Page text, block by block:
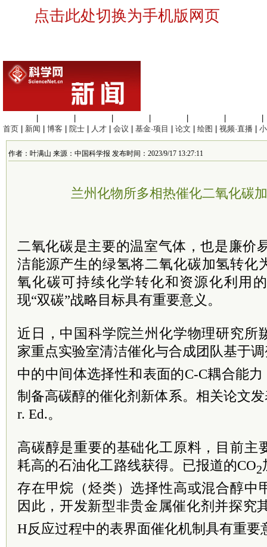
点击此处切换为手机版网页
首页
新闻 博客 院士 人才 会议 基金·项目 论文 绘图 视频·直播
作者：叶满山 来源：中国科学报 发布时间：2023/9/17 13:27:11
兰州化物所多相热催化二氧化碳
二氧化碳是主要的温室气体，也是廉价
洁能源产生的绿氢将二氧化碳加氢转化
氧化碳可持续化学转化和资源化利用
现“双碳”战略目标具有重要意义。
近日，中国科学院兰州化学物理研究所
家重点实验室清洁催化与合成团队基于
中的中间体选择性和表面的C-C耦合能
制备高碳醇的催化剂新体系。相关论文发
r. Ed.。
高碳醇是重要的基础化工原料，目前主
耗高的石油化工路线获得。已报道的CO2
存在甲烷（烃类）选择性高或混合醇中
因此，开发新型非贵金属催化剂并探究
H反应过程中的表界面催化机制具有重要